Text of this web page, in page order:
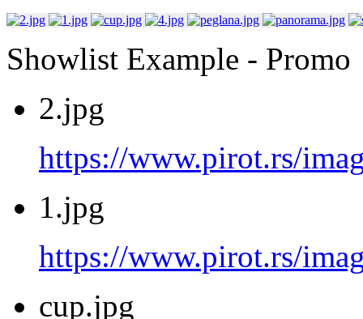
Showlist Example - Promo
2.jpg
https://www.pirot.rs/
1.jpg
https://www.pirot.rs/
cup.jpg